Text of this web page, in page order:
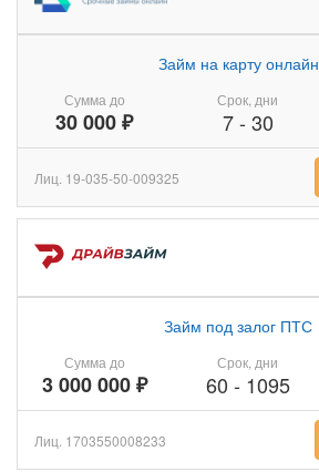
Сумма до
30 000 ₽
Займ на карту онлайн
Срок, дни
7- 30
Лиц. 19-035-50-009325
Сумма до
3 000 000 ₽
Займ под залог ПТС
Срок, дни
60 - 1095
Лиц. 1703550008233